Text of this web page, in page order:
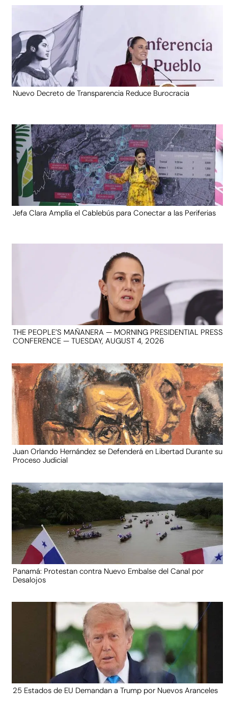
Nuevo Decreto de Transparencia Reduce Burocracia
Jefa Clara Amplía el Cablebús para Conectar a las Periferias
THE PEOPLE’S MAÑANERA — MORNING PRESIDENTIAL PRESS
CONFERENCE — TUESDAY, AUGUST 4, 2026
Juan Orlando Hernández se Defenderá en Libertad Durante su
Proceso Judicial
Panamá: Protestan contra Nuevo Embalse del Canal por
Desalojos
25 Estados de EU Demandan a Trump por Nuevos Aranceles